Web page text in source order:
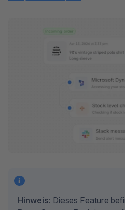
Hinweis: Dieses Feature